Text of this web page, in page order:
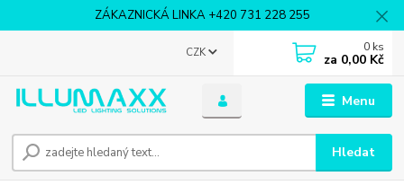
ZÁKAZNICKÁ LINKA +420 731 228 255
Menu
CZK
Hledat
0 ks
za 0,00 Kč